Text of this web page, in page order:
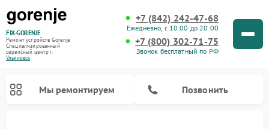
FIX-GORENJE
Ремонт устройств Gorenje
Специализированный
cервисный центр г.
Ульяновск
+7 (842) 242-47-68
Ежедневно, с 10:00 до 20:00
+7 (800) 302-71-75
Звонок бесплатный по РФ
Мы ремонтируем Позвонить